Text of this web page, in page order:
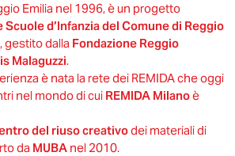
Emilia nel 1996, è un progetto
d’Infanzia del Comune di Reggio
gestito dalla Fondazione Reggio
Malaguzzi.
è nata la rete dei REMIDA che oggi
nel mondo di cui REMIDA Milanoè
del riuso creativodei materiali di
da MUBA nel 2010.